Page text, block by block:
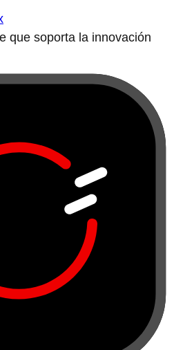
que soporta la innovación